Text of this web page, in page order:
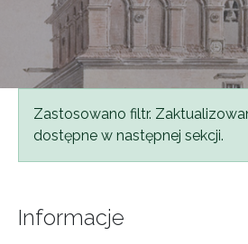
Komunikat
Zastosowano filtr.
dostępne w następnej sekcji.
Informacje